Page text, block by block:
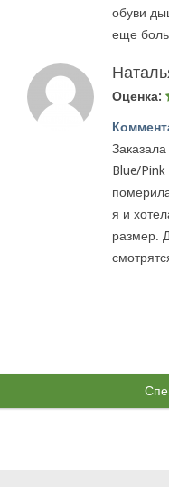
обуви
еще
Оценка:
Заказала
Blue/Pink
я и
размер.